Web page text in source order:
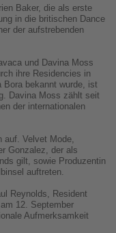
Baker, die als erste
in die britischen Dance
der aufstrebenden
und Davina Moss
ihre Residencies in
Bora bekannt wurde, ist
Davina Moss zählt seit
der internationalen
auf. Velvet Mode,
Gonzalez, der als
gilt, sowie Produzentin
auftreten.
Reynolds, Resident
12. September
Aufmerksamkeit